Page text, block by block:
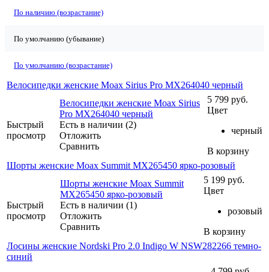
По наличию (возрастание)
По умолчанию (убывание)
По умолчанию (возрастание)
Велосипедки женские Moax Sirius Pro MX264040 черный
Быстрый
просмотр
Велосипедки женские Moax Sirius
Pro MX264040 черный
Есть в наличии (2)
Отложить
Сравнить
5 799 руб.
Цвет
черный
В корзину
Шорты женские Moax Summit MX265450 ярко-розовый
Быстрый
просмотр
Шорты женские Moax Summit
MX265450 ярко-розовый
Есть в наличии (1)
Отложить
Сравнить
5 199 руб.
Цвет
розовый
В корзину
Лосины женские Nordski Pro 2.0 Indigo W NSW282266 темно-
синий